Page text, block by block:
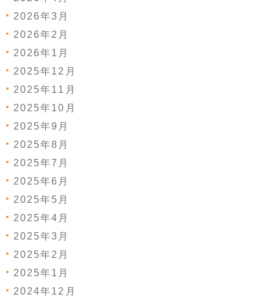
2026年3月
2026年2月
2026年1月
2025年12月
2025年11月
2025年10月
2025年9月
2025年8月
2025年7月
2025年6月
2025年5月
2025年4月
2025年3月
2025年2月
2025年1月
2024年12月